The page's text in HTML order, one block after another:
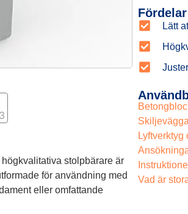
stolpbärare är
för användning med
eller omfattande
Fördelar
Lätt
Vad är